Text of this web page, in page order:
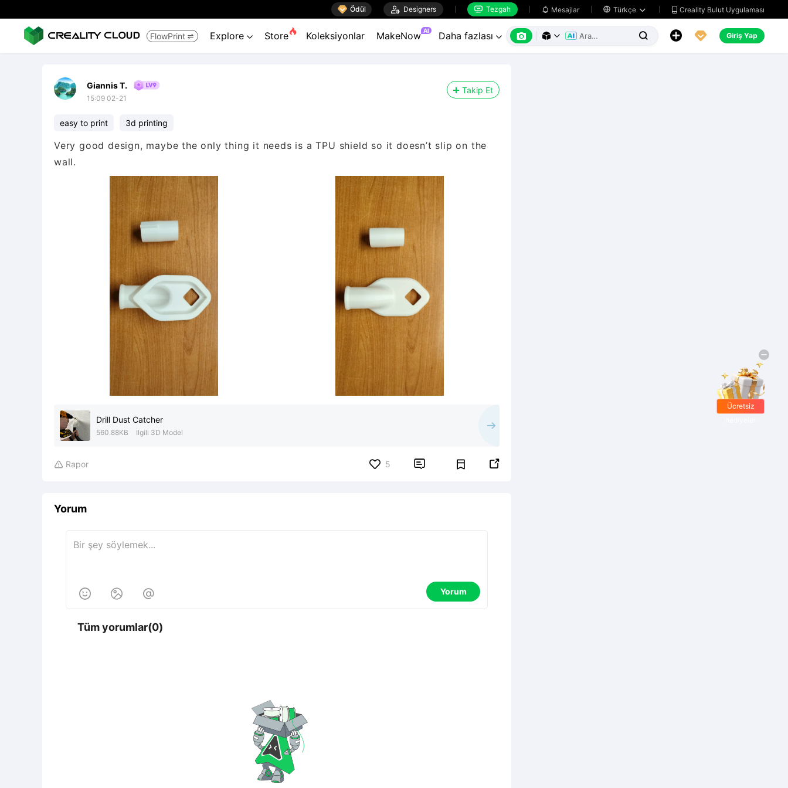
 Ödül  Designers  Tezgah  Mesajlar  Türkçe   Creality Bulut Uygulaması
FlowPrint  Explore  Store Koleksiyonlar MakeNow AI Daha fazlası        Giriş Yap
Giannis T.
15:09 02-21
Takip Et
easy to print 3d printing
Very good design, maybe the only thing it needs is a TPU shield so it doesn’t slip on the
wall.
Drill Dust Catcher
560.88KB İlgili 3D Model
 Rapor 5  
Yorum
   Yorum
Tüm yorumlar(0)
Ücretsiz